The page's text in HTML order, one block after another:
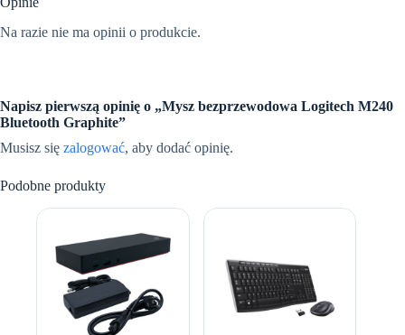
Na razie nie ma opinii o produkcie.
Napisz pierwszą opinię o „Mysz bezprzewodowa Logitech M240
Bluetooth Graphite”
Musisz się zalogować, aby dodać opinię.
Podobne produkty